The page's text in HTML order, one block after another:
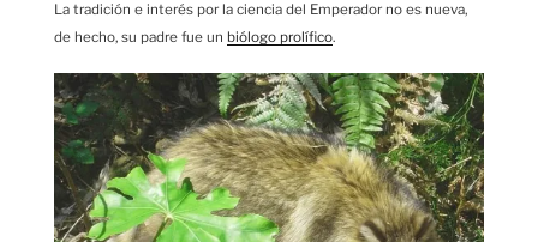
La tradición e interés por la ciencia del Emperador no es nueva,
de hecho, su padre fue un biólogo prolífico.